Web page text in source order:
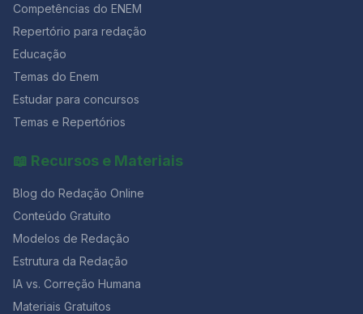
Competências do ENEM
Repertório para redação
Educação
Temas do Enem
Estudar para concursos
Temas e Repertórios
📖 Recursos e Materiais
Blog do Redação Online
Conteúdo Gratuito
Modelos de Redação
Estrutura da Redação
IA vs. Correção Humana
Materiais Gratuitos